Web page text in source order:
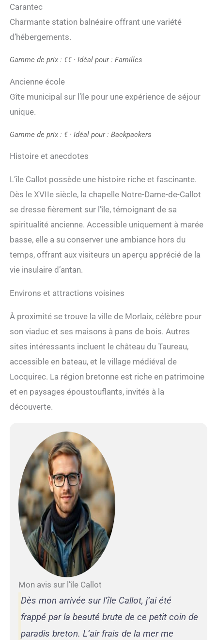
Carantec
Charmante station balnéaire offrant une variété
d’hébergements.
Gamme de prix : €€ · Idéal pour : Familles
Ancienne école
Gîte municipal sur l’île pour une expérience de séjour
unique.
Gamme de prix : € · Idéal pour : Backpackers
Histoire et anecdotes
L’île Callot possède une histoire riche et fascinante.
Dès le XVIIe siècle, la chapelle Notre-Dame-de-Callot
se dresse fièrement sur l’île, témoignant de sa
spiritualité ancienne. Accessible uniquement à marée
basse, elle a su conserver une ambiance hors du
temps, offrant aux visiteurs un aperçu apprécié de la
vie insulaire d’antan.
Environs et attractions voisines
À proximité se trouve la ville de Morlaix, célèbre pour
son viaduc et ses maisons à pans de bois. Autres
sites intéressants incluent le château du Taureau,
accessible en bateau, et le village médiéval de
Locquirec. La région bretonne est riche en patrimoine
et en paysages époustouflants, invités à la
découverte.
Mon avis sur l’île Callot
Dès mon arrivée sur l’île Callot, j’ai été
frappé par la beauté brute de ce petit coin de
paradis breton. L’air frais de la mer me